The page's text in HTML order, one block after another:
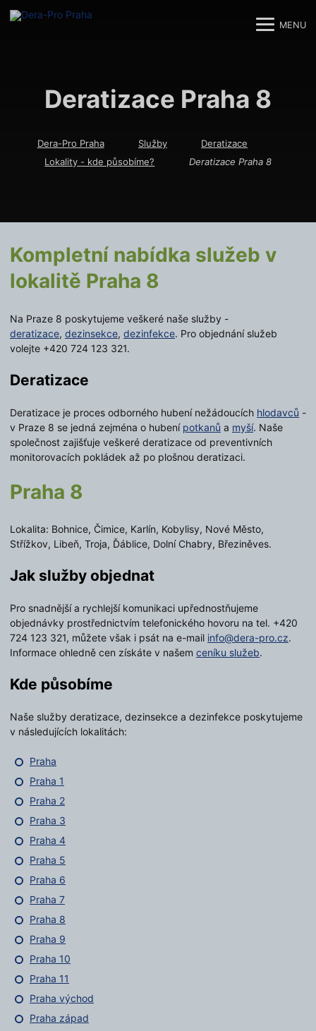
MENU
Deratizace Praha 8
Dera-Pro Praha Služby
Deratizace
Lokality - kde působíme?
Deratizace Praha 8
Kompletní nabídka služeb v
lokalitě Praha 8
Na Praze 8 poskytujeme veškeré naše služby -
deratizace, dezinsekce, dezinfekce. Pro objednání služeb
volejte +420 724 123 321.
Deratizace
Deratizace je proces odborného hubení nežádoucích hlodavců -
v Praze 8 se jedná zejména o hubení potkanů a myší. Naše
společnost zajišťuje veškeré deratizace od preventivních
monitorovacích pokládek až po plošnou deratizaci.
Praha 8
Lokalita: Bohnice, Čimice, Karlín, Kobylisy, Nové Město,
Střížkov, Libeň, Troja, Ďáblice, Dolní Chabry, Březiněves.
Jak služby objednat
Pro snadnější a rychlejší komunikaci upřednostňujeme
objednávky prostřednictvím telefonického hovoru na tel. +420
724 123 321, můžete však i psát na e-mail info@dera-pro.cz.
Informace ohledně cen získáte v našem ceníku služeb.
Kde působíme
Naše služby deratizace, dezinsekce a dezinfekce poskytujeme
v následujících lokalitách:
Praha
Praha 1
Praha 2
Praha 3
Praha 4
Praha 5
Praha 6
Praha 7
Praha 8
Praha 9
Praha 10
Praha 11
Praha východ
Praha západ